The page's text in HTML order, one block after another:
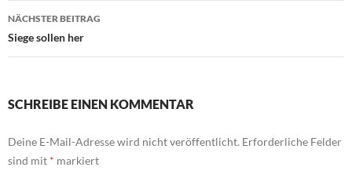
NÄCHSTER BEITRAG
Siege sollen her
SCHREIBE EINEN KOMMENTAR
Deine E-Mail-Adresse wird nicht veröffentlicht. Erforderliche Felder
sind mit * markiert